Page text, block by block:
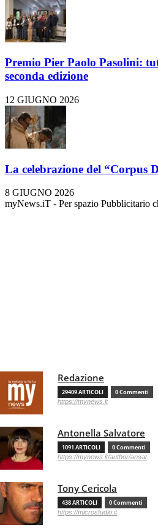
Premio Pier Paolo Pasolini:
seconda edizione
12 GIUGNO 2026
La celebrazione del “Corpus
8 GIUGNO 2026
myNews.iT - Per spazio Pubblicitario
Redazione
29409 ARTICOLI 0 Commenti
https://mynews.it
Antonella Salvatore
1091 ARTICOLI 0 Commenti
https://mynews.it/author/ansa/
Tony Cericola
438 ARTICOLI 0 Commenti
https://microstudio.it